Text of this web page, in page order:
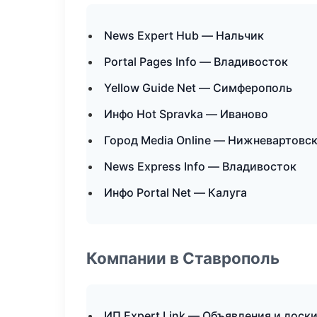
News Expert Hub — Нальчик
Portal Pages Info — Владивосток
Yellow Guide Net — Симферополь
Инфо Hot Spravka — Иваново
Город Media Online — Нижневартовск
News Express Info — Владивосток
Инфо Portal Net — Калуга
Компании в Ставрополь